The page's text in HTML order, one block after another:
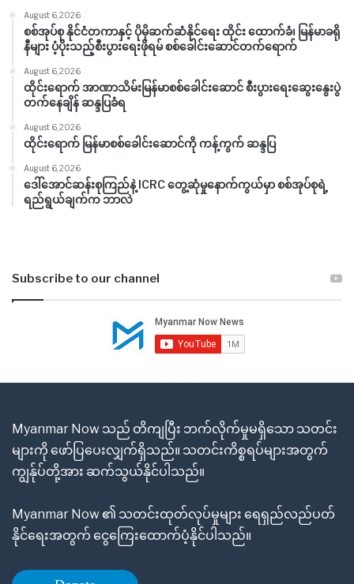
August 6, 2026
စစ်အုပ်စု နိုင်ငံတကာနှင့် ပိုမိုဆက်ဆံနိုင်ရေး ထိုင်း ထောက်ခံ၊ မြန်မာခရို
နီများ ပံ့ပိုးသည့်စီးပွားရေးဖိုရမ် စစ်ခေါင်းဆောင်တက်ရောက်
August 6, 2026
ထိုင်းရောက် အာဏာသိမ်းမြန်မာစစ်ခေါင်းဆောင် စီးပွားရေးဆွေးနွေးပွဲ
တက်နေချိန် ဆန္ဒပြခံရ
August 6, 2026
ထိုင်းရောက် မြန်မာစစ်ခေါင်းဆောင်ကို ကန့်ကွက် ဆန္ဒပြ
August 6, 2026
ဒေါ်အောင်ဆန်းစုကြည်နဲ့ ICRC တွေ့ဆုံမှုနောက်ကွယ်မှာ စစ်အုပ်စုရဲ့
ရည်ရွယ်ချက်က ဘာလဲ
Subscribe to our channel
Myanmar Now သည် တိကျပြီး ဘက်လိုက်မှုမရှိသော သတင်း
များကို ဖော်ပြပေးလျှက်ရှိသည်။ သတင်းကိစ္စရပ်များအတွက်
ကျွန်ုပ်တို့အား ဆက်သွယ်နိုင်ပါသည်။
Myanmar Now ၏ သတင်းထုတ်လုပ်မှုများ ရေရှည်လည်ပတ်
နိုင်ရေးအတွက် ငွေကြေးထောက်ပံ့နိုင်ပါသည်။